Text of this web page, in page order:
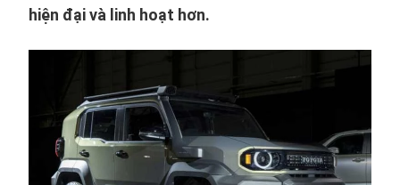
hiện đại và linh hoạt hơn.